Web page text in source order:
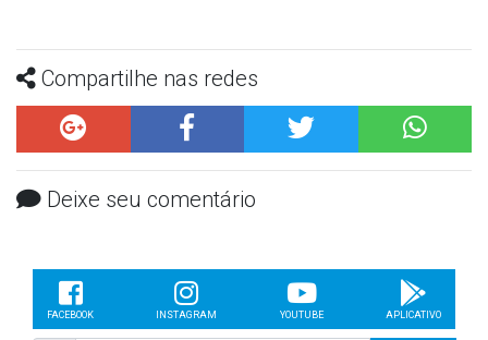
Compartilhe nas redes
Deixe seu comentário
FACEBOOK INSTAGRAM YOUTUBE APLICATIVO